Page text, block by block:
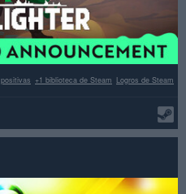
Logros de Steam
+1 biblioteca de Steam